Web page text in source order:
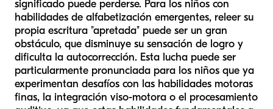
significado puede perderse. Para los niños con
habilidades de alfabetización emergentes, releer su
propia escritura "apretada" puede ser un gran
obstáculo, que disminuye su sensación de logro y
dificulta la autocorrección. Esta lucha puede ser
particularmente pronunciada para los niños que ya
experimentan desafíos con las habilidades motoras
finas, la integración viso-motora o el procesamiento